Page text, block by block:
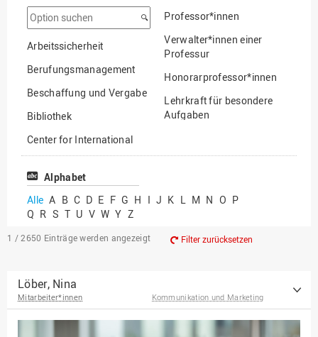
Option
suchen
Arbeitssicherheit
Berufungsmanagement
Beschaffung und Vergabe
Bibliothek
Center for International
Mobility
Center for International
Chancengerechtigkeit
eLearning Competence
EU-Büro
Fakultät
Agrarwissenschaften und
Professor*innen
Verwalter*innen einer
Professur
Honorarprofessor*innen
Lehrkraft für besondere
Aufgaben
Professor*innen im
Alphabet
Alle A B C D E F G H I J K L M N O P
Q R S T U V W Y Z
1 / 2650 Einträge werden angezeigt Filter zurücksetzen
Löber, Nina
Mitarbeiter*innen Kommunikation und Marketing